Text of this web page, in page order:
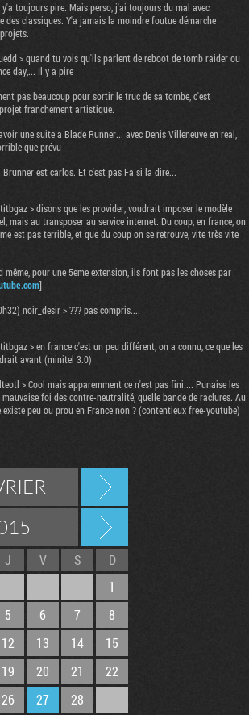
y'a toujours pire. Mais perso, j'ai toujours du mal avec
des classiques. Y'a jamais la moindre foutue démarche
> quand tu vois qu'ils parlent de reboot de tomb raider ou
day,... Il y a pire
pas beaucoup pour sortir le truc de sa tombe, c'est
franchement artistique.
une suite a Blade Runner... avec Denis Villeneuve en real,
que prévu
Brunner est carlos. Et c'est pas Fa si la dire...
> disons que les provider, voudrait imposer le modèle
mais au transposer au service internet. Du coup, en france, on
est pas terrible, et que du coup on se retrouve, vite très vite
même, pour une 5eme extension, ils font pas les choses par
]
noir_desir > ??? pas compris....
> en france c'est un peu différent, on a connu, ce que les
avant (minitel 3.0)
> Cool mais apparemment ce n'est pas fini.... Punaise les
foi des contre-neutralité, quelle bande de raclures. Au
peu ou prou en France non ? (contentieux free-youtube)
J V S
D
1
5 6 7
8
12 13 14
15
19 20 21
22
26 27 28